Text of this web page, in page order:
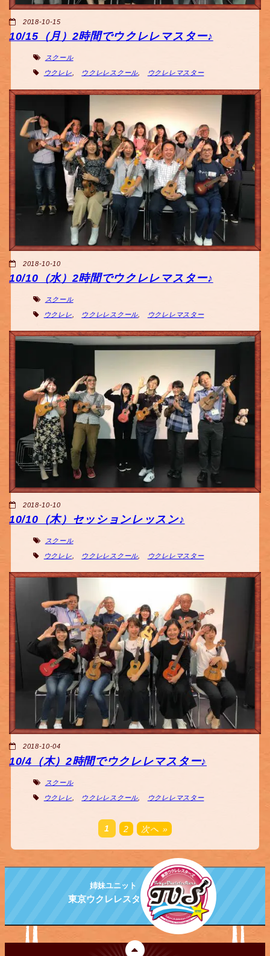
2018-10-15
10/15（月）2時間でウクレレマスター♪
スクール
ウクレレ ウクレレスクール, ウクレレマスター
2018-10-10
10/10（水）2時間でウクレレマスター♪
スクール
ウクレレ ウクレレスクール, ウクレレマスター
2018-10-10
10/10（木）セッションレッスン♪
スクール
ウクレレ ウクレレスクール, ウクレレマスター
2018-10-04
10/4（木）2時間でウクレレマスター♪
スクール
ウクレレ ウクレレスクール, ウクレレマスター
1 2 次へ »
姉妹ユニット
東京ウクレレスターズ